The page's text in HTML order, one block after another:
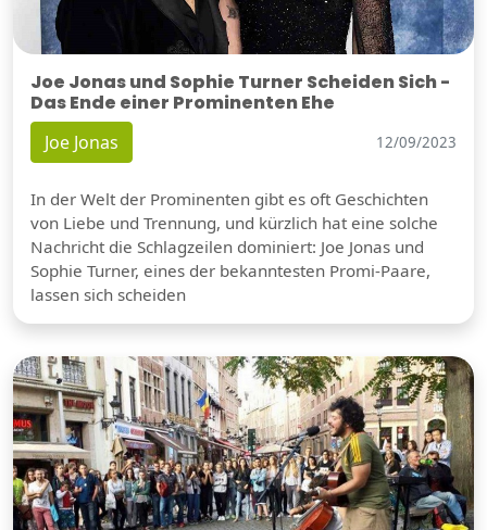
Joe Jonas und Sophie Turner Scheiden Sich -
Das Ende einer Prominenten Ehe
Joe Jonas 12/09/2023
In der Welt der Prominenten gibt es oft Geschichten
von Liebe und Trennung, und kürzlich hat eine solche
Nachricht die Schlagzeilen dominiert: Joe Jonas und
Sophie Turner, eines der bekanntesten Promi-Paare,
lassen sich scheiden